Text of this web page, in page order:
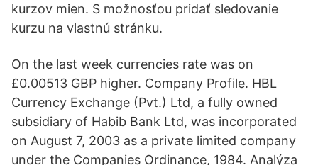
kurzov mien. S možnosťou pridať sledovanie
kurzu na vlastnú stránku.
On the last week currencies rate was on
£0.00513 GBP higher. Company Profile. HBL
Currency Exchange (Pvt.) Ltd, a fully owned
subsidiary of Habib Bank Ltd, was incorporated
on August 7, 2003 as a private limited company
under the Companies Ordinance, 1984. Analýza